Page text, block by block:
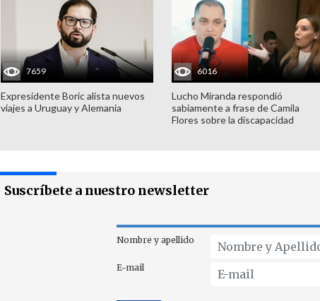
7659
Expresidente Boric alista nuevos
viajes a Uruguay y Alemania
6016
Lucho Miranda respondió
sabiamente a frase de Camila
Flores sobre la discapacidad
Suscríbete a nuestro newsletter
Nombre y apellido
E-mail